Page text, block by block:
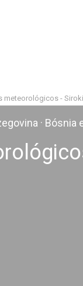
meteorológicos -
· Bósnia